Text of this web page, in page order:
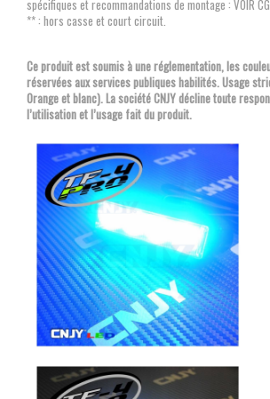
spécifiques et recommandations de montage : VOIR
** : hors casse et court circuit.
Ce produit est soumis à une réglementation, les
réservées aux services publiques habilités. Usage
Orange et blanc). La société CNJY décline toute
l’utilisation et l’usage fait du produit.